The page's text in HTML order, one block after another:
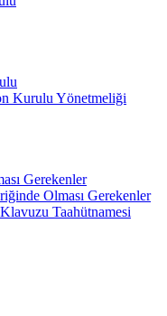
Kurulu Yönetmeliği
Gerekenler
Olması Gerekenler
Taahütnamesi